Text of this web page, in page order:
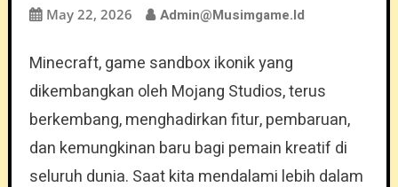
May 22, 2026 Admin@musimgame.id
Minecraft, game sandbox ikonik yang
dikembangkan oleh Mojang Studios, terus
berkembang, menghadirkan fitur, pembaruan,
dan kemungkinan baru bagi pemain kreatif di
seluruh dunia. Saat kita mendalami lebih dalam